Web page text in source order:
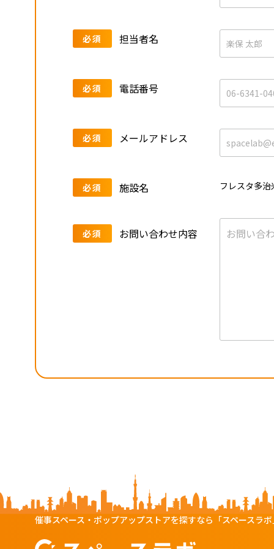
必須 担当者名
必須 電話番号
必須 メールアドレス
必須 施設名 フレスタ多治
必須 お問い合わせ内容
催事スペース・ポップアップストアを探すなら「スペースラ